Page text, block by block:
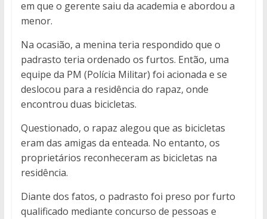
em que o gerente saiu da academia e abordou a
menor.
Na ocasião, a menina teria respondido que o
padrasto teria ordenado os furtos. Então, uma
equipe da PM (Polícia Militar) foi acionada e se
deslocou para a residência do rapaz, onde
encontrou duas bicicletas.
Questionado, o rapaz alegou que as bicicletas
eram das amigas da enteada. No entanto, os
proprietários reconheceram as bicicletas na
residência.
Diante dos fatos, o padrasto foi preso por furto
qualificado mediante concurso de pessoas e